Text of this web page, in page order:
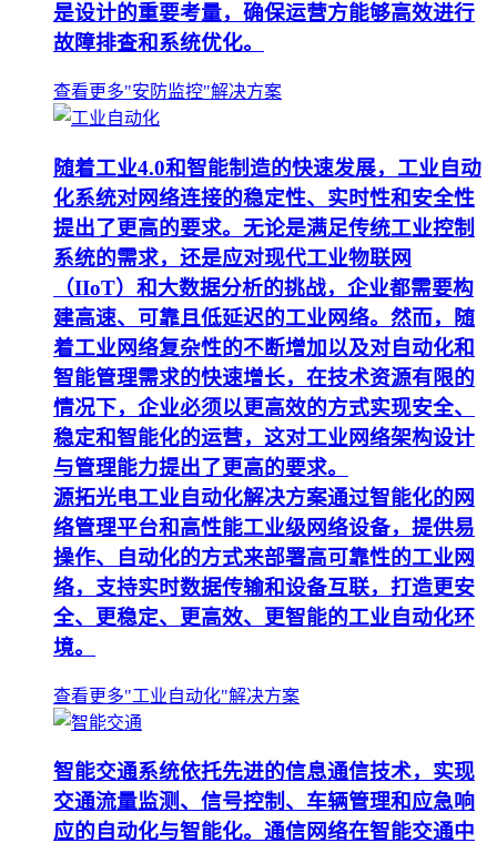
是设计的重要考量，确保运营方能够高效进行
故障排查和系统优化。
查看更多"安防监控"解决方案
随着工业4.0和智能制造的快速发展，工业自动
化系统对网络连接的稳定性、实时性和安全性
提出了更高的要求。无论是满足传统工业控制
系统的需求，还是应对现代工业物联网
（IIoT）和大数据分析的挑战，企业都需要构
建高速、可靠且低延迟的工业网络。然而，随
着工业网络复杂性的不断增加以及对自动化和
智能管理需求的快速增长，在技术资源有限的
情况下，企业必须以更高效的方式实现安全、
稳定和智能化的运营，这对工业网络架构设计
与管理能力提出了更高的要求。
源拓光电工业自动化解决方案通过智能化的网
络管理平台和高性能工业级网络设备，提供易
操作、自动化的方式来部署高可靠性的工业网
络，支持实时数据传输和设备互联，打造更安
全、更稳定、更高效、更智能的工业自动化环
境。
查看更多"工业自动化"解决方案
智能交通系统依托先进的信息通信技术，实现
交通流量监测、信号控制、车辆管理和应急响
应的自动化与智能化。通信网络在智能交通中